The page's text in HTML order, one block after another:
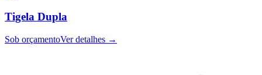
Tigela Dupla
Sob orçamentoVer detalhes →